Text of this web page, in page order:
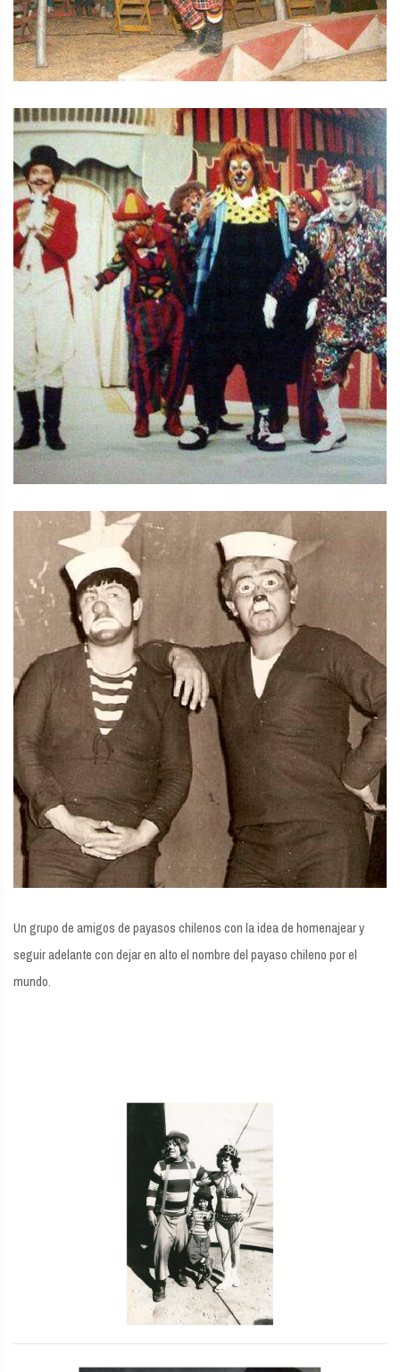
Un grupo de amigos de payasos chilenos con la idea de homenajear y
seguir adelante con dejar en alto el nombre del payaso chileno por el
mundo.